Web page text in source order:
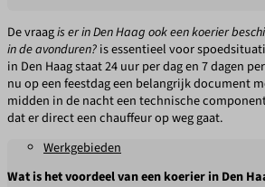
De vraagis er in Den Haag ook een koerier
in de avonduren?is essentieel voor
in Den Haag staat 24 uur per dag en 7 dagen
nu op een feestdag een belangrijk document
midden in de nacht een technische
dat er direct een chauffeur op weg gaat.
Werkgebieden
Wat is het voordeel van een koerier in Den